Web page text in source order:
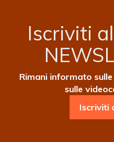
Iscriviti
Rimani informato
sulle
Iscriviti